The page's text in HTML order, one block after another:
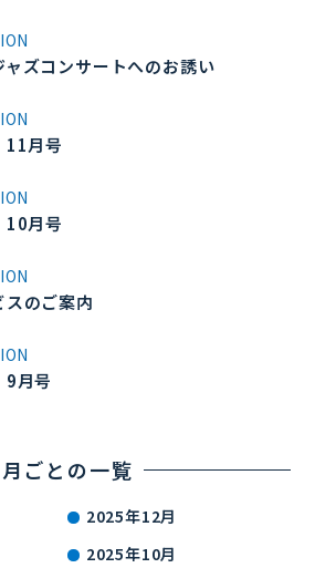
ズコンサートへのお誘い
11月号
10月号
スのご案内
9月号
月ごとの一覧
2025年12月
2025年10月